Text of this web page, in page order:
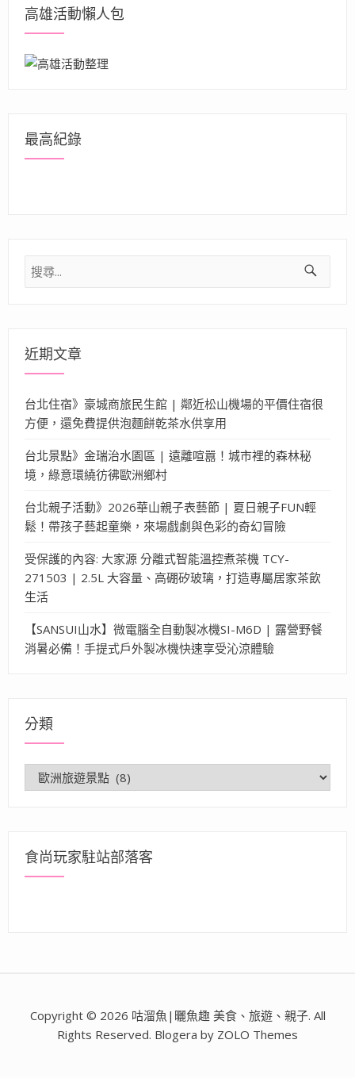
高雄活動懶人包
最高紀錄
搜
尋
近期文章
台北住宿》豪城商旅民生館 | 鄰近松山機場的平價住宿很
方便，還免費提供泡麵餅乾茶水供享用
台北景點》金瑞治水園區 | 遠離喧囂！城市裡的森林秘
境，綠意環繞彷彿歐洲鄉村
台北親子活動》2026華山親子表藝節 | 夏日親子FUN輕
鬆！帶孩子藝起童樂，來場戲劇與色彩的奇幻冒險
受保護的內容: 大家源 分離式智能溫控煮茶機 TCY-
271503 | 2.5L 大容量、高硼矽玻璃，打造專屬居家茶飲
生活
【SANSUI山水】微電腦全自動製冰機SI-M6D | 露營野餐
消暑必備！手提式戶外製冰機快速享受沁涼體驗
分類
類
食尚玩家駐站部落客
Copyright © 2026 咕溜魚|曬魚趣 美食、旅遊、親子. All
Rights Reserved. Blogera by ZOLO Themes